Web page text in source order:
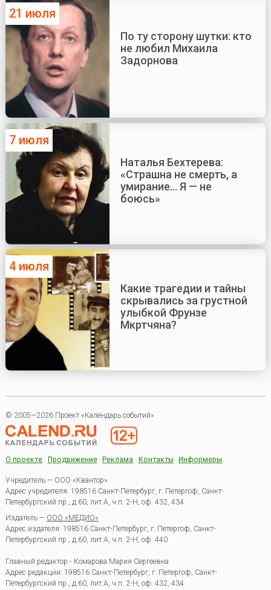
21 июля
По ту сторону шутки: кто
не любил Михаила
Задорнова
7 июля
Наталья Бехтерева:
«Страшна не смерть, а
умирание... Я — не
боюсь»
4 июля
Какие трагедии и тайны
скрывались за грустной
улыбкой Фрунзе
Мкртчяна?
© 2005—2026 Проект «Календарь событий»
О проекте Продвижение Реклама Контакты Информеры
Учредитель — ООО «Квантор»
Адрес учредителя: 198516 Санкт-Петербург, г. Петергоф, Санкт-
Петербургский пр., д.60, лит.А, ч.п. 2-Н, оф. 432, 434
Издатель — ООО «МЕДИО»
Адрес издателя: 198516 Санкт-Петербург, г. Петергоф, Санкт-
Петербургский пр., д.60, лит.А, ч.п. 2-Н, оф. 440
Главный редактор - Комарова Мария Сергеевна
Адрес редакции: 198516 Санкт-Петербург, г. Петергоф Санкт-
Петербургский пр., д.60, лит.А, ч.п. 2-Н, оф. 432, 434